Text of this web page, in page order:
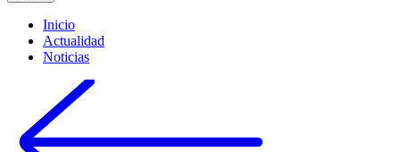
Inicio
Actualidad
Noticias